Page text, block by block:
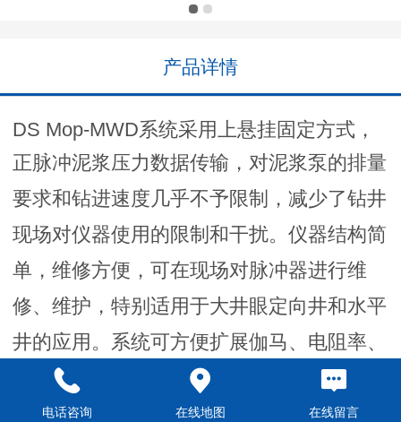
产品详情
DS Mop-MWD系统采用上悬挂固定方式，
正脉冲泥浆压力数据传输，对泥浆泵的排量
要求和钻进速度几乎不予限制，减少了钻井
现场对仪器使用的限制和干扰。仪器结构简
单，维修方便，可在现场对脉冲器进行维
修、维护，特别适用于大井眼定向井和水平
井的应用。系统可方便扩展伽马、电阻率、
近钻头、压力参数等仪器。
电话咨询 在线地图 在线留言